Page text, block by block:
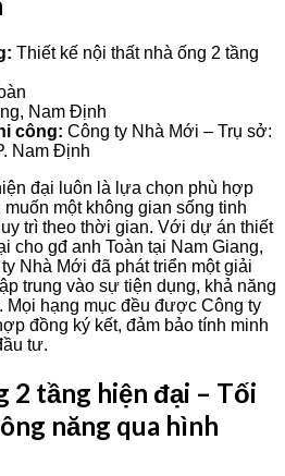
Thiết kế nội thất nhà ống 2 tầng
Nam Định
công: Công ty Nhà Mới – Trụ sở:
Nam Định
đại luôn là lựa chọn phù hợp
một không gian sống tinh
trì theo thời gian. Với dự án thiết
cho gđ anh Toàn tại Nam Giang,
Nhà Mới đã phát triển một giải
trung vào sự tiện dụng, khả năng
Mọi hạng mục đều được Công ty
đồng ký kết, đảm bảo tính minh
tư.
2 tầng hiện đại – Tối
năng qua hình